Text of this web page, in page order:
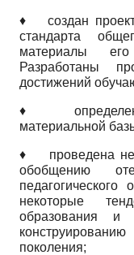
♦создан
стандарта
материалы его
Разработаны
достижений
♦
материальной
♦ проведена
обобщению
некоторые
образования и
поколения;